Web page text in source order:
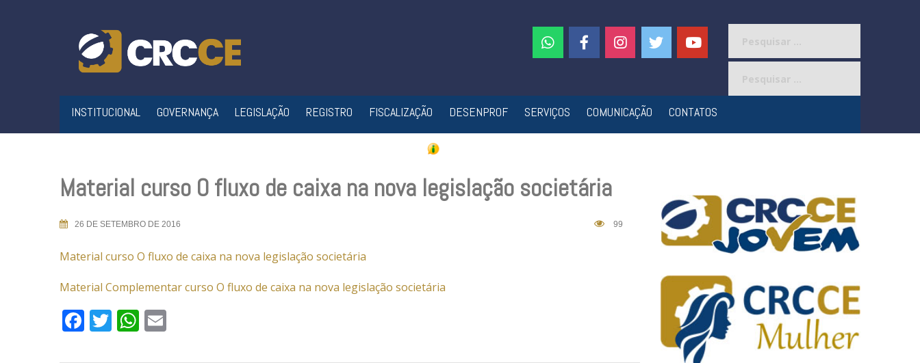
INSTITUCIONAL GOVERNANÇA LEGISLAÇÃO REGISTRO FISCALIZAÇÃO DESENPROF SERVIÇOS COMUNICAÇÃO CONTATOS
Material curso O fluxo de caixa na nova legislação societária
26 DE SETEMBRO DE 2016 99
Material curso O fluxo de caixa na nova legislação societária
Material Complementar curso O fluxo de caixa na nova legislação societária
Facebook
TwitterWhatsApp